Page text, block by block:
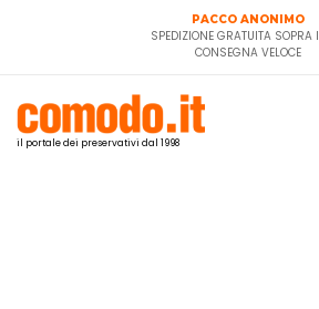
PACCO ANONIMO
SPEDIZIONE GRATUITA SOPRA I
CONSEGNA VELOCE
il portale dei preservativi dal 1998